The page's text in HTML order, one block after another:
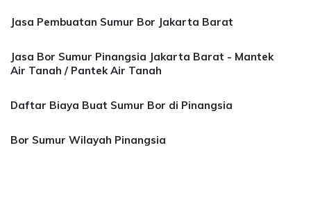
Jasa Pembuatan Sumur Bor Jakarta Barat
Jasa Bor Sumur Pinangsia Jakarta Barat - Mantek
Air Tanah / Pantek Air Tanah
Daftar Biaya Buat Sumur Bor di Pinangsia
Bor Sumur Wilayah Pinangsia